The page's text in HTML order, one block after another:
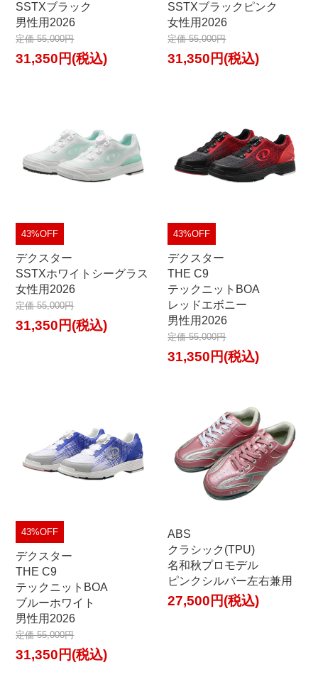
SSTXブラック
男性用2026
定価 55,000円
31,350円(税込)
SSTXブラックピンク
女性用2026
定価 55,000円
31,350円(税込)
43%OFF
デクスター
SSTXホワイトシーグラス
女性用2026
定価 55,000円
31,350円(税込)
43%OFF
デクスター
THE C9
テックニットBOA
レッドエボニー
男性用2026
定価 55,000円
31,350円(税込)
43%OFF
デクスター
THE C9
テックニットBOA
ブルーホワイト
男性用2026
定価 55,000円
31,350円(税込)
ABS
クラシック(TPU)
名和秋プロモデル
ピンクシルバー左右兼用
27,500円(税込)